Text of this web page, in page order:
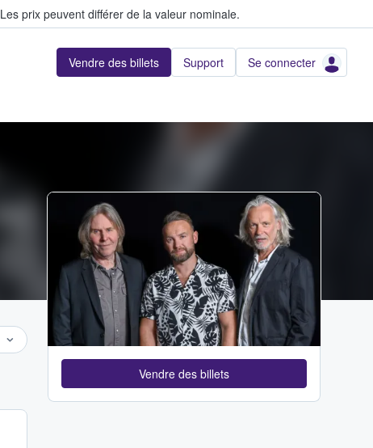
Les prix peuvent différer de la valeur nominale.
Vendre des billets Support Se connecter
Vendre des billets